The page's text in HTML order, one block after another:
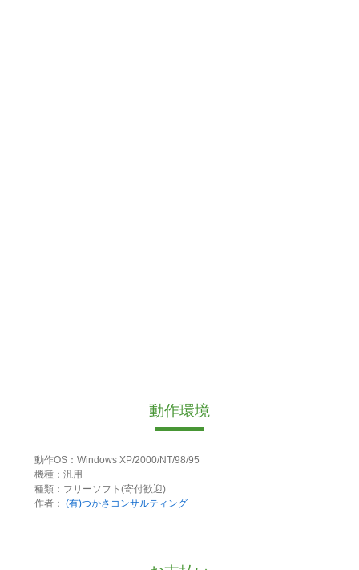
動作環境
動作OS：Windows XP/2000/NT/98/95
機種：汎用
種類：フリーソフト(寄付歓迎)
作者： (有)つかさコンサルティング